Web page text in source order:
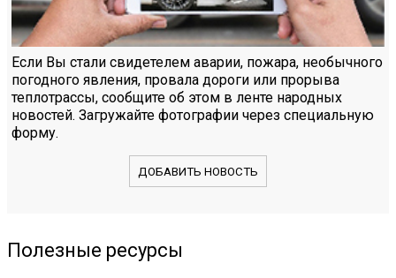
Если Вы стали свидетелем аварии, пожара, необычного
погодного явления, провала дороги или прорыва
теплотрассы, сообщите об этом в ленте народных
новостей. Загружайте фотографии через специальную
форму.
ДОБАВИТЬ НОВОСТЬ
Полезные ресурсы